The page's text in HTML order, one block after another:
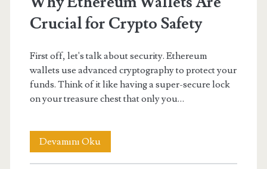
Almak
Crucial for Crypto Safety
First off, let's talk about security. Ethereum
wallets use advanced cryptography to protect your
funds. Think of it like having a super-secure lock
on your treasure chest that only you…
Devamını OkuWhy
Ethereum